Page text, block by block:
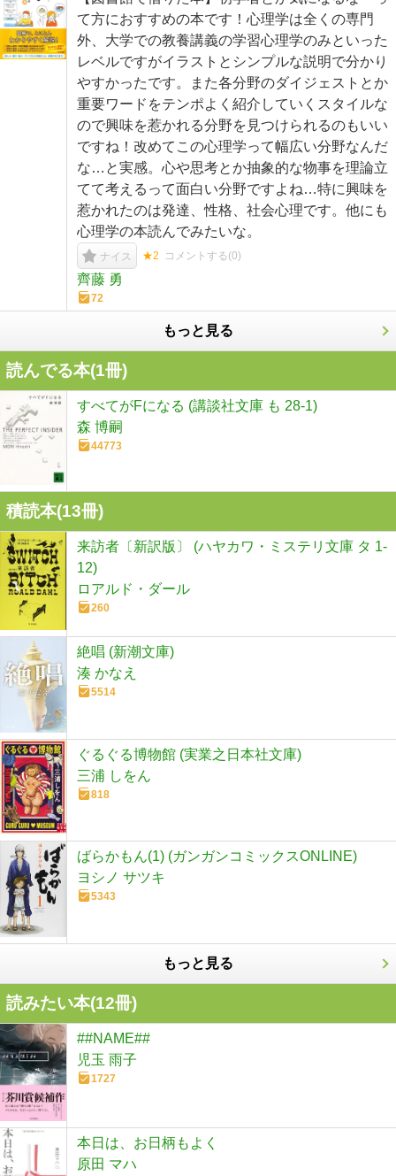
て方におすすめの本です！心理学は全くの専門
外、大学での教養講義の学習心理学のみといった
レベルですがイラストとシンプルな説明で分かり
やすかったです。また各分野のダイジェストとか
重要ワードをテンポよく紹介していくスタイルな
ので興味を惹かれる分野を見つけられるのもいい
ですね！改めてこの心理学って幅広い分野なんだ
な…と実感。心や思考とか抽象的な物事を理論立
てて考えるって面白い分野ですよね…特に興味を
惹かれたのは発達、性格、社会心理です。他にも
心理学の本読んでみたいな。
ナイス ★2 コメントする(0)
齊藤 勇
72
もっと見る
読んでる本(1冊)
すべてがFになる (講談社文庫 も 28-1)
森 博嗣
44773
積読本(13冊)
来訪者〔新訳版〕 (ハヤカワ・ミステリ文庫 タ 1-
12)
ロアルド・ダール
260
絶唱 (新潮文庫)
湊 かなえ
5514
ぐるぐる博物館 (実業之日本社文庫)
三浦 しをん
818
ばらかもん(1) (ガンガンコミックスONLINE)
ヨシノ サツキ
5343
もっと見る
読みたい本(12冊)
##NAME##
児玉 雨子
1727
本日は、お日柄もよく
原田 マハ